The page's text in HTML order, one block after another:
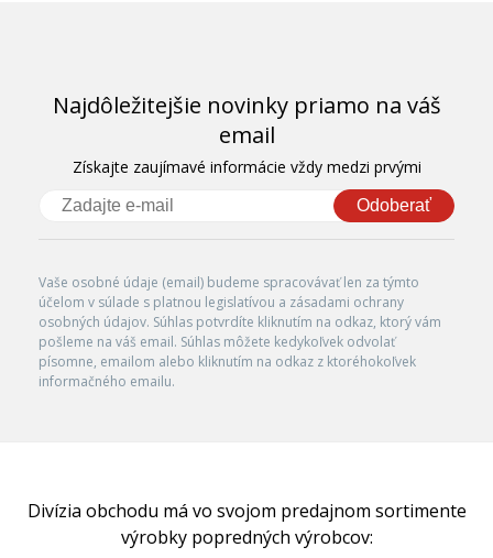
Najdôležitejšie novinky priamo na váš
email
Získajte zaujímavé informácie vždy medzi prvými
Odoberať
Vaše osobné údaje (email) budeme spracovávať len za týmto
účelom v súlade s platnou legislatívou a zásadami ochrany
osobných údajov. Súhlas potvrdíte kliknutím na odkaz, ktorý vám
pošleme na váš email. Súhlas môžete kedykoľvek odvolať
písomne, emailom alebo kliknutím na odkaz z ktoréhokoľvek
informačného emailu.
Divízia obchodu má vo svojom predajnom sortimente
výrobky popredných výrobcov: